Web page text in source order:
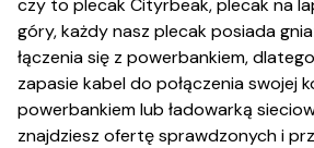
czy to plecak Cityrbeak, plecak na
góry, każdy nasz plecak posiada
łączenia się z powerbankiem,
zapasie kabel do połączenia swojej
powerbankiem lub ładowarką
znajdziesz ofertę sprawdzonych i